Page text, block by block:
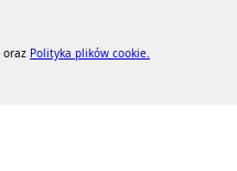
oraz Polityka plików cookie.